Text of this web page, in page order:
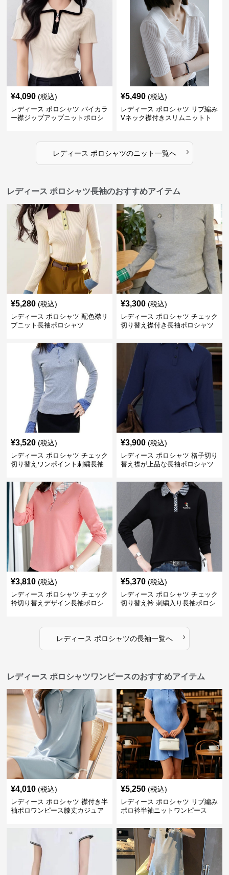
¥4,090 (税込)
レディース ポロシャツ バイカラ
ー襟ジップアップニットポロシ
¥5,490 (税込)
レディース ポロシャツ リブ編み
Vネック襟付きスリムニットト
レディース ポロシャツのニット一覧へ ›
レディース ポロシャツ長袖のおすすめアイテム
¥5,280 (税込)
レディース ポロシャツ 配色襟リ
ブニット長袖ポロシャツ
¥3,300 (税込)
レディース ポロシャツ チェック
切り替え襟付き長袖ポロシャツ
¥3,520 (税込)
レディース ポロシャツ チェック
切り替えワンポイント刺繍長袖
¥3,900 (税込)
レディース ポロシャツ 格子切り
替え襟が上品な長袖ポロシャツ
¥3,810 (税込)
レディース ポロシャツ チェック
衿切り替えデザイン長袖ポロシ
¥5,370 (税込)
レディース ポロシャツ チェック
切り替え衿 刺繍入り長袖ポロシ
レディース ポロシャツの長袖一覧へ ›
レディース ポロシャツワンピースのおすすめアイテム
¥4,010 (税込)
レディース ポロシャツ 襟付き半
袖ポロワンピース膝丈カジュア
¥5,250 (税込)
レディース ポロシャツ リブ編み
ポロ衿半袖ニットワンピース